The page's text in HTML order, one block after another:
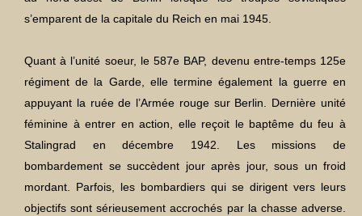
s’emparent de la capitale du Reich en mai 1945.
Quant à l’unité soeur, le 587e BAP, devenu entre-temps 125e
régiment de la Garde, elle termine également la guerre en
appuyant la ruée de l’Armée rouge sur Berlin. Dernière unité
féminine à entrer en action, elle reçoit le baptême du feu à
Stalingrad en décembre 1942. Les missions de
bombardement se succèdent jour après jour, sous un froid
mordant. Parfois, les bombardiers qui se dirigent vers leurs
objectifs sont sérieusement accrochés par la chasse adverse.